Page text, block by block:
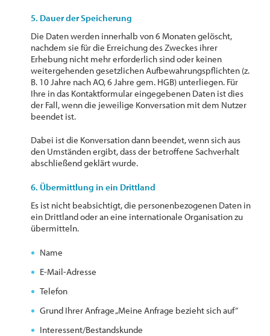
5. Dauer der Speicherung
Die Daten werden innerhalb von 6 Monaten gelöscht,
nachdem sie für die Erreichung des Zweckes ihrer
Erhebung nicht mehr erforderlich sind oder keinen
weitergehenden gesetzlichen Aufbewahrungspflichten (z.
B. 10 Jahre nach AO, 6 Jahre gem. HGB) unterliegen. Für
Ihre in das Kontaktformular eingegebenen Daten ist dies
der Fall, wenn die jeweilige Konversation mit dem Nutzer
beendet ist.
Dabei ist die Konversation dann beendet, wenn sich aus
den Umständen ergibt, dass der betroffene Sachverhalt
abschließend geklärt wurde.
6. Übermittlung in ein Drittland
Es ist nicht beabsichtigt, die personenbezogenen Daten in
ein Drittland oder an eine internationale Organisation zu
übermitteln.
Name
E-Mail-Adresse
Telefon
Grund Ihrer Anfrage „Meine Anfrage bezieht sich auf“
Interessent/Bestandskunde